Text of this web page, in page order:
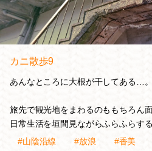
カニ散歩9
あんなところに大根が干してある…。
旅先で観光地をまわるのももちろん
日常生活を垣間見ながらふらふらす
#山陰沿線
#放浪 #香美